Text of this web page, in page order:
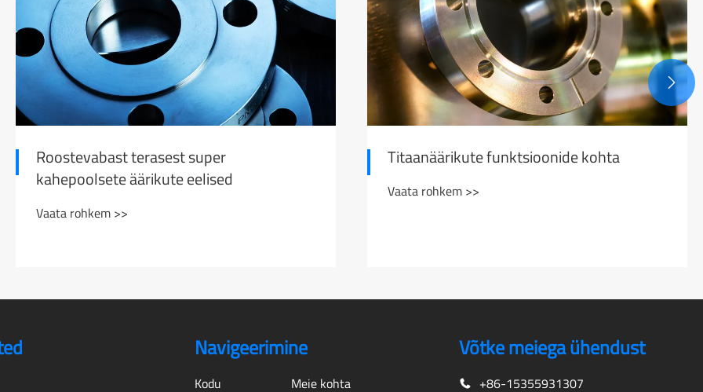
Roostevabast terasest super
kahepoolsete äärikute eelised
Vaata rohkem >>
Titaanäärikute funktsioonide kohta
Vaata rohkem >>

Navigeerimine
Kodu Meie kohta
Võtke meiega ühendust
+86-15355931307